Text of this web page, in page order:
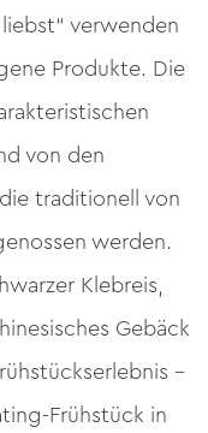
verwenden
Produkte. Die
von den
traditionell von
werden.
Klebreis,
Gebäck
–
Frühstück in